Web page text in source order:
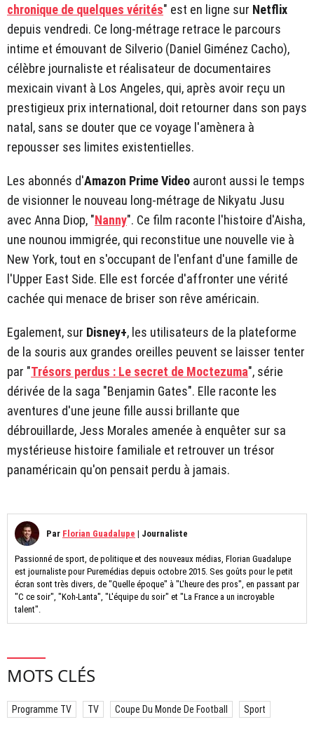
chronique de quelques vérités" est en ligne sur Netflix
depuis vendredi. Ce long-métrage retrace le parcours
intime et émouvant de Silverio (Daniel Giménez Cacho),
célèbre journaliste et réalisateur de documentaires
mexicain vivant à Los Angeles, qui, après avoir reçu un
prestigieux prix international, doit retourner dans son pays
natal, sans se douter que ce voyage l'amènera à
repousser ses limites existentielles.
Les abonnés d'Amazon Prime Video auront aussi le temps
de visionner le nouveau long-métrage de Nikyatu Jusu
avec Anna Diop, "Nanny". Ce film raconte l'histoire d'Aisha,
une nounou immigrée, qui reconstitue une nouvelle vie à
New York, tout en s'occupant de l'enfant d'une famille de
l'Upper East Side. Elle est forcée d'affronter une vérité
cachée qui menace de briser son rêve américain.
Egalement, sur Disney+, les utilisateurs de la plateforme
de la souris aux grandes oreilles peuvent se laisser tenter
par "Trésors perdus : Le secret de Moctezuma", série
dérivée de la saga "Benjamin Gates". Elle raconte les
aventures d'une jeune fille aussi brillante que
débrouillarde, Jess Morales amenée à enquêter sur sa
mystérieuse histoire familiale et retrouver un trésor
panaméricain qu'on pensait perdu à jamais.
Par Florian Guadalupe | Journaliste
Passionné de sport, de politique et des nouveaux médias, Florian Guadalupe
est journaliste pour Puremédias depuis octobre 2015. Ses goûts pour le petit
écran sont très divers, de "Quelle époque" à "L'heure des pros", en passant par
"C ce soir", "Koh-Lanta", "L'équipe du soir" et "La France a un incroyable
talent".
MOTS CLÉS
Programme TV TV Coupe Du Monde De Football Sport